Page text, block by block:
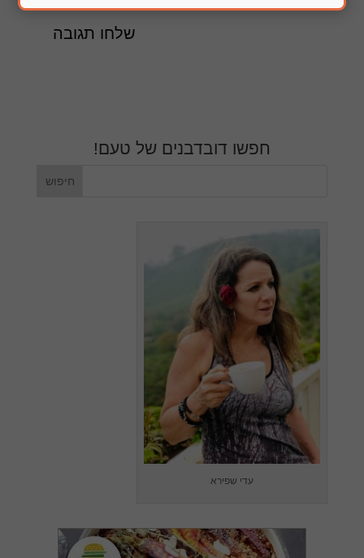
חפשו דובדבנים של טעם!
עדי שפירא